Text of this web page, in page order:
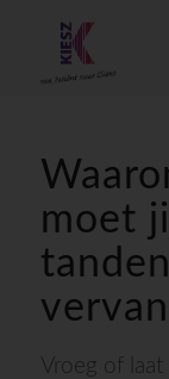
moet
Vroeg of